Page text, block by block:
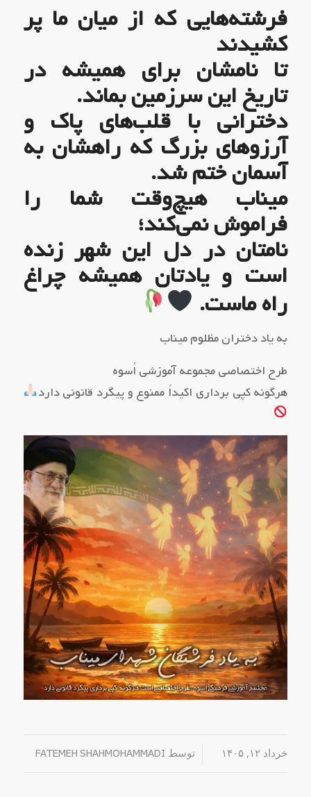
فرشته‌هایی که از میان ما پر
کشیدند
تا نامشان برای همیشه در
تاریخ این سرزمین بماند.
دخترانی با قلب‌های پاک و
آرزوهای بزرگ که راهشان به
آسمان ختم شد.
میناب هیچ‌وقت شما را
فراموش نمی‌کند؛
نامتان در دل این شهر زنده
است و یادتان همیشه چراغ
راه ماست.
به یاد دختران مظلوم میناب
طرح اختصاصی مجموعه آموزشی اُسوه
هرگونه کپی برداری اکیداً ممنوع و پیگرد قانونی دارد
خرداد ۱۲, ۱۴۰۵ / توسط FATEMEH SHAHMOHAMMADI